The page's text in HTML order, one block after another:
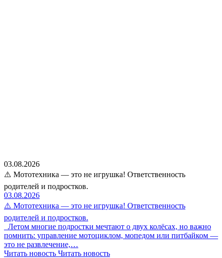
03.08.2026
⚠️ Мототехника — это не игрушка! Ответственность
родителей и подростков.
03.08.2026
⚠️ Мототехника — это не игрушка! Ответственность
родителей и подростков.
Летом многие подростки мечтают о двух колёсах, но важно
помнить: управление мотоциклом, мопедом или питбайком —
это не развлечение,…
Читать новость Читать новость